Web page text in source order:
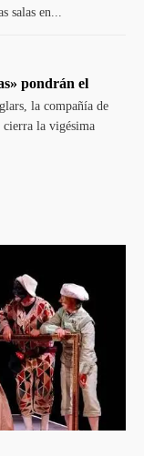
salas en...
pondrán el
la compañía de
cierra la vigésima